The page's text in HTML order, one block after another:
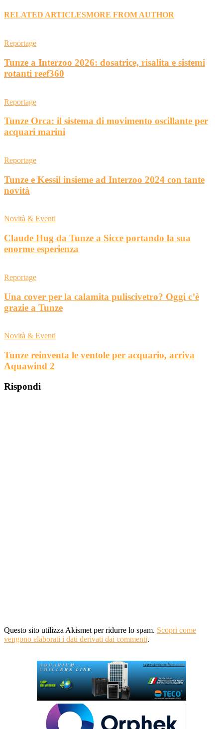
RELATED ARTICLESMORE FROM AUTHOR
Reportage
Tunze a Interzoo 2026: dosatrice, risalita e sistemi
rotanti reef360
Reportage
Tunze Orca: il sistema di movimento oscillante per
acquari marini
Reportage
Tunze e Kessil insieme ad Interzoo 2024 con tante
novità
Novità & Eventi
Claude Hug da Tunze a Sicce portando la sua
enorme esperienza
Reportage
Una cover per la calamita puliscivetro? Oggi c’è
grazie a Tunze
Novità & Eventi
Tunze reinventa le ventole per acquario, arriva
Aquawind 2
Rispondi
Questo sito utilizza Akismet per ridurre lo spam. Scopri come
vengono elaborati i dati derivati dai commenti.